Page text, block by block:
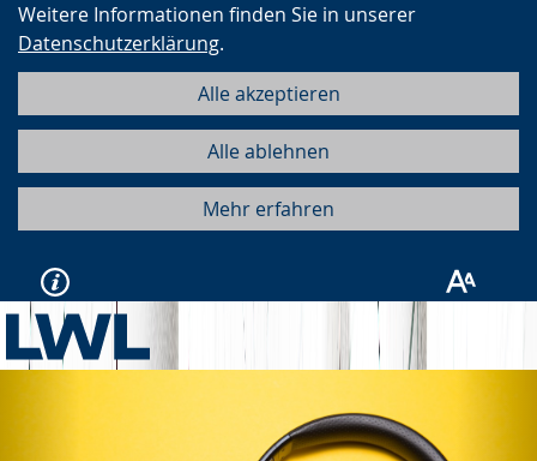
Weitere Informationen finden Sie in unserer
Datenschutzerklärung.
Alle akzeptieren
Alle ablehnen
Mehr erfahren